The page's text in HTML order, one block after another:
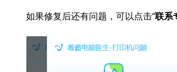
如果修复后还有问题，可以点击“联系